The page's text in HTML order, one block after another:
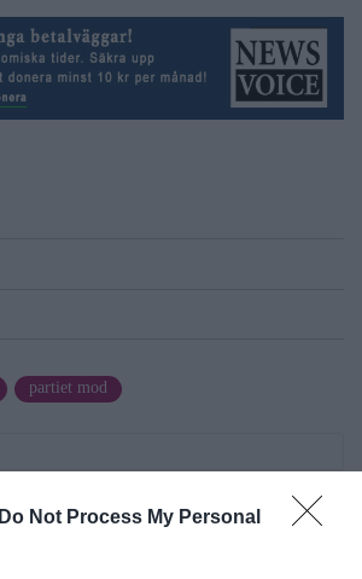
Do Not Process My Personal
partiet mod